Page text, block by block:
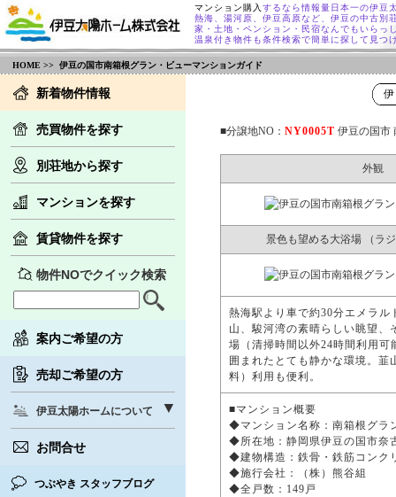
マンション購入 するなら情報量日本一の伊豆
熱海、湯河原、伊豆高原など、伊豆の中古別
家・土地・ペンション・民宿なんでもいらっ
温泉付き物件も条件検索で簡単に探して見つ
HOME >> 伊豆の国市南箱根グラン・ビューマンションガイド
新着物件情報
売買物件を探す
別荘地から探す
マンションを探す
賃貸物件を探す
物件NOでクイック検索
案内ご希望の方
売却ご希望の方
伊豆太陽ホームについて
お問合せ
つぶやき スタッフブログ
■分譲地NO： NY0005T 伊豆の国市
外観
景色も望める大浴場 （ラ
熱海駅より車で約30分エメラ
山、駿河湾の素晴らしい眺望、
場（清掃時間以外24時間利用
囲まれたとても静かな環境。
料）利用も便利。
■マンション概要
◆マンション名称：南箱根グ
◆所在地：静岡県伊豆の国市
◆建物構造：鉄骨・鉄筋コン
◆施行会社：（株）熊谷組
◆全戸数：149戸